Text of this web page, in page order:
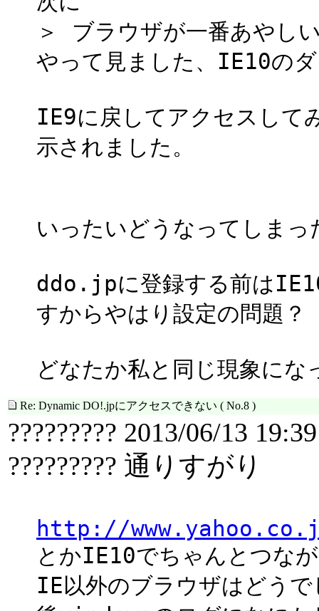
＞ ブラウザが一番あやし
やって見ました、IE10の
IE9に戻してアクセスして
示されました。
いったいどうなってしまっ
ddo.jpに登録する前は
すからやはり設定の問題？
どなたか私と同じ現象に
Re: Dynamic DO!.jpにアクセスできない ( No.8 )
????????? 2013/06/13 19:39
????????? 通りすがり
http://
とかIE10でちゃんとつな
IE以外のブラウザはどうで